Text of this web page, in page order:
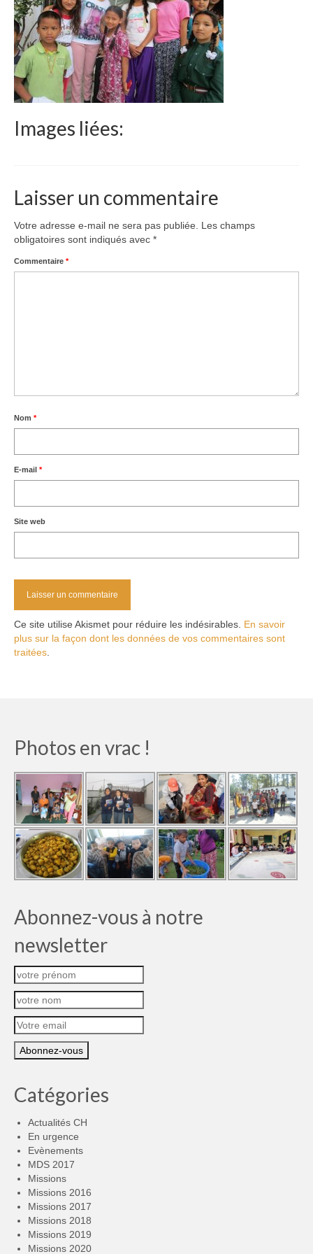
Le Népal
Documents
Parrainages
Missions 2023
Actualités
Images liées:
Laisser un commentaire
Votre adresse e-mail ne sera pas publiée.
Les champs
obligatoires sont indiqués avec *
Commentaire *
Nom *
E-mail *
Site web
Ce site utilise Akismet pour réduire les indésirables. En savoir
plus sur la façon dont les données de vos commentaires sont
traitées
Photos en vrac !
Abonnez-vous à notre
newsletter
Catégories
Actualités CH
En urgence
Evènements
MDS 2017
Missions
Missions 2016
Missions 2017
Missions 2018
Missions 2019
Missions 2020